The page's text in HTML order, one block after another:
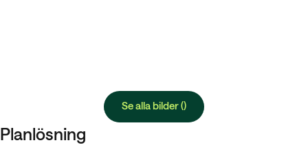
Se alla bilder ()
Planlösning